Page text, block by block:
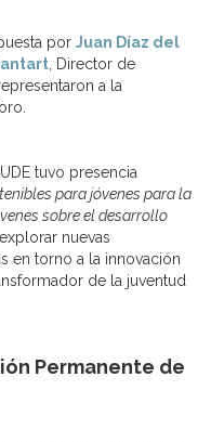
por Juan Díaz del
, Director de
a la
tuvo presencia
para jóvenes para la
sobre el desarrollo
nuevas
en torno a la innovación
de la juventud
Permanente de